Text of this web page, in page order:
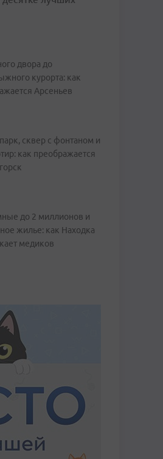
двора до
курорта: как
Арсеньев
сквер с фонтаном и
как преображается
до 2 миллионов и
жилье: как Находка
медиков